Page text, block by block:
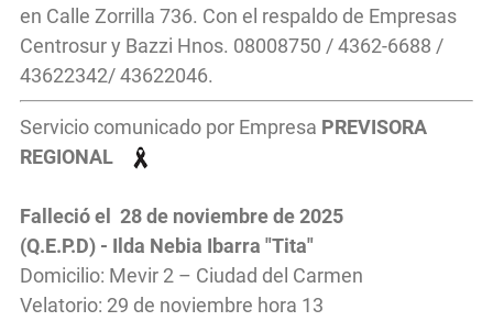
en Calle Zorrilla 736. Con el respaldo de Empresas
Centrosur y Bazzi Hnos. 08008750 / 4362-6688 /
43622342/ 43622046.
Servicio comunicado por Empresa PREVISORA
REGIONAL
Falleció el 28 de noviembre de 2025
(Q.E.P.D) - Ilda Nebia Ibarra "Tita"
Domicilio: Mevir 2 – Ciudad del Carmen
Velatorio: 29 de noviembre hora 13